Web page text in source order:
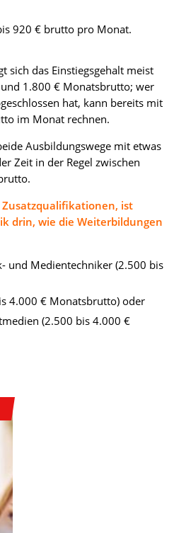
920 € brutto pro Monat.
sich das Einstiegsgehalt meist
1.800 € Monatsbrutto; wer
hat, kann bereits mit
im Monat rechnen.
Ausbildungswege mit etwas
Zeit in der Regel zwischen
ist
drin, wie die Weiterbildungen
und Medientechniker (2.500 bis
4.000 € Monatsbrutto) oder
(2.500 bis 4.000 €